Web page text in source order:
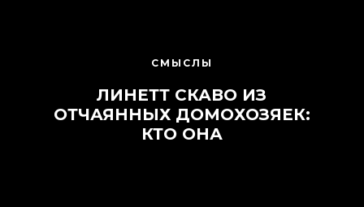
СМЫСЛЫ
ЛИНЕТТ СКАВО ИЗ
ОТЧАЯННЫХ ДОМОХОЗЯЕК:
КТО ОНА